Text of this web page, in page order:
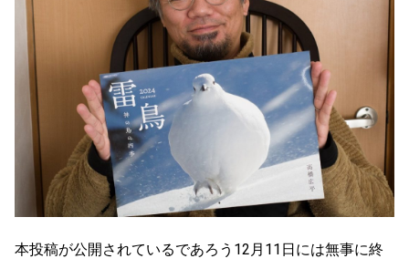
本投稿が公開されているであろう12月11日には無事に終